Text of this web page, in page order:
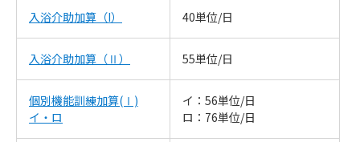
入浴介助加算（I） 40単位/日
入浴介助加算（Ⅱ） 55単位/日
個別機能訓練加算(Ⅰ)
イ・ロ
イ：56単位/日
ロ：76単位/日